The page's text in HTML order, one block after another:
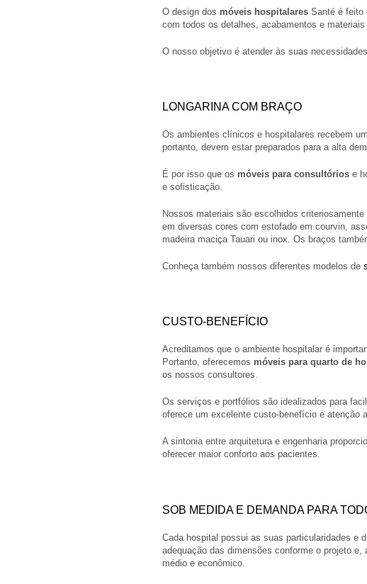
O design dos móveis hospitalares Santé é feito
com todos os detalhes, acabamentos e
O nosso objetivo é atender às suas
LONGARINA COM BRAÇO
Os ambientes clínicos e hospitalares recebem
portanto, devem estar preparados para a alta
É por isso que os móveis para consultórios e
e sofisticação.
Nossos materiais são escolhidos
em diversas cores com estofado em courvin,
madeira maciça Tauari ou inox. Os braços
Conheça também nossos diferentes modelos de
CUSTO-BENEFÍCIO
Acreditamos que o ambiente hospitalar é
Portanto, oferecemos móveis para quarto de
os nossos consultores.
Os serviços e portfólios são idealizados para
oferece um excelente custo-benefício e atenção
A sintonia entre arquitetura e engenharia
oferecer maior conforto aos pacientes.
SOB MEDIDA E DEMANDA PARA
Cada hospital possui as suas particularidades e
adequação das dimensões conforme o projeto
médio e econômico.